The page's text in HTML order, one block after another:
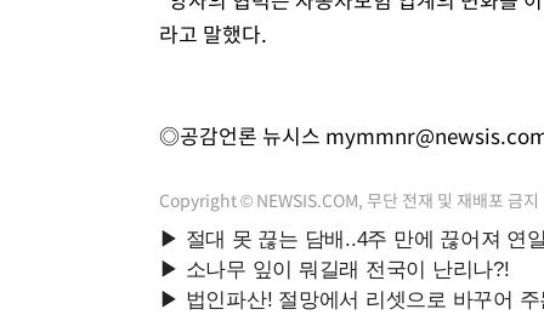
라고 말했다.
◎공감언론 뉴시스
Copyright © NEWSIS.COM, 무단 전재 및 재배포 금지